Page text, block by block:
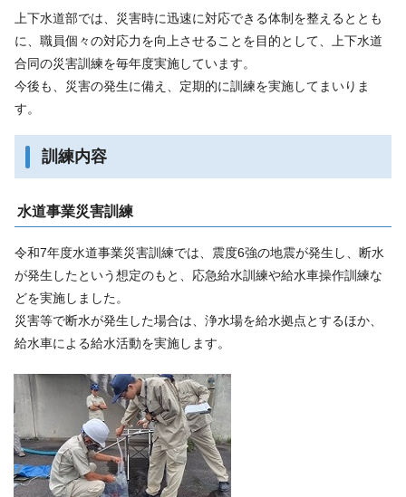
上下水道部では、災害時に迅速に対応できる体制を整えるととも
に、職員個々の対応力を向上させることを目的として、上下水道
合同の災害訓練を毎年度実施しています。
今後も、災害の発生に備え、定期的に訓練を実施してまいりま
す。
訓練内容
水道事業災害訓練
令和7年度水道事業災害訓練では、震度6強の地震が発生し、断水
が発生したという想定のもと、応急給水訓練や給水車操作訓練な
どを実施しました。
災害等で断水が発生した場合は、浄水場を給水拠点とするほか、
給水車による給水活動を実施します。